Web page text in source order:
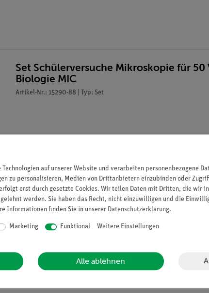
Set Schülerversuche Mikroskopie für 50
Biologie MIC
Artikel-Nr.: 15290-88 | Typ: Set
Farben. Die farbigen Früchte locken Tiere an,
locken Insekten an, die den Nektar aus den Blüten
rote Farbstoffe befinden sich meist in bestimmten
auf unserer Website und verarbeiten personenbezogene
zu personalisieren, Medien von Drittanbietern einzubinden oder
erst durch gesetzte Cookies. Wir teilen Daten mit Dritten, die wir
werden. Sie haben das Recht, nicht einzuwilligen und die
Informationen finden Sie in unserer Daten­schutz­erklärung.
Marketing Funktional Weitere Einstellungen
Alle ablehnen